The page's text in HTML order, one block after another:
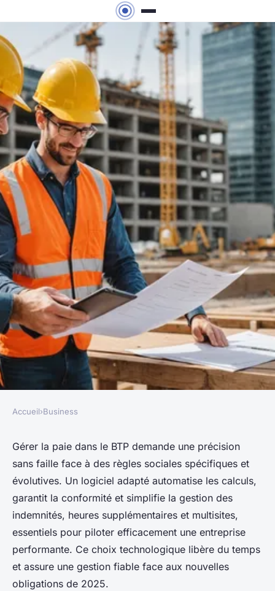
Logiciel paie btp : l'allié des
entreprises performantes
Manon•20 septembre 2025•4 min de lecture
Accueil›Business
Gérer la paie dans le BTP demande une précision
sans faille face à des règles sociales spécifiques et
évolutives. Un logiciel adapté automatise les calculs,
garantit la conformité et simplifie la gestion des
indemnités, heures supplémentaires et multisites,
essentiels pour piloter efficacement une entreprise
performante. Ce choix technologique libère du temps
et assure une gestion fiable face aux nouvelles
obligations de 2025.